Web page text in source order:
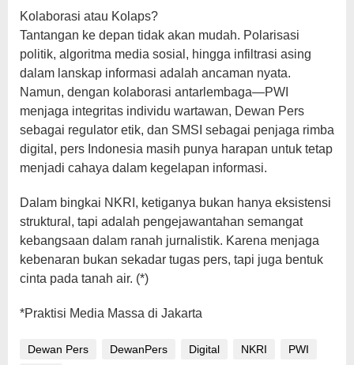
Kolaborasi atau Kolaps?
Tantangan ke depan tidak akan mudah. Polarisasi
politik, algoritma media sosial, hingga infiltrasi asing
dalam lanskap informasi adalah ancaman nyata.
Namun, dengan kolaborasi antarlembaga—PWI
menjaga integritas individu wartawan, Dewan Pers
sebagai regulator etik, dan SMSI sebagai penjaga rimba
digital, pers Indonesia masih punya harapan untuk tetap
menjadi cahaya dalam kegelapan informasi.
Dalam bingkai NKRI, ketiganya bukan hanya eksistensi
struktural, tapi adalah pengejawantahan semangat
kebangsaan dalam ranah jurnalistik. Karena menjaga
kebenaran bukan sekadar tugas pers, tapi juga bentuk
cinta pada tanah air. (*)
*Praktisi Media Massa di Jakarta
Dewan Pers DewanPers Digital NKRI
PWI